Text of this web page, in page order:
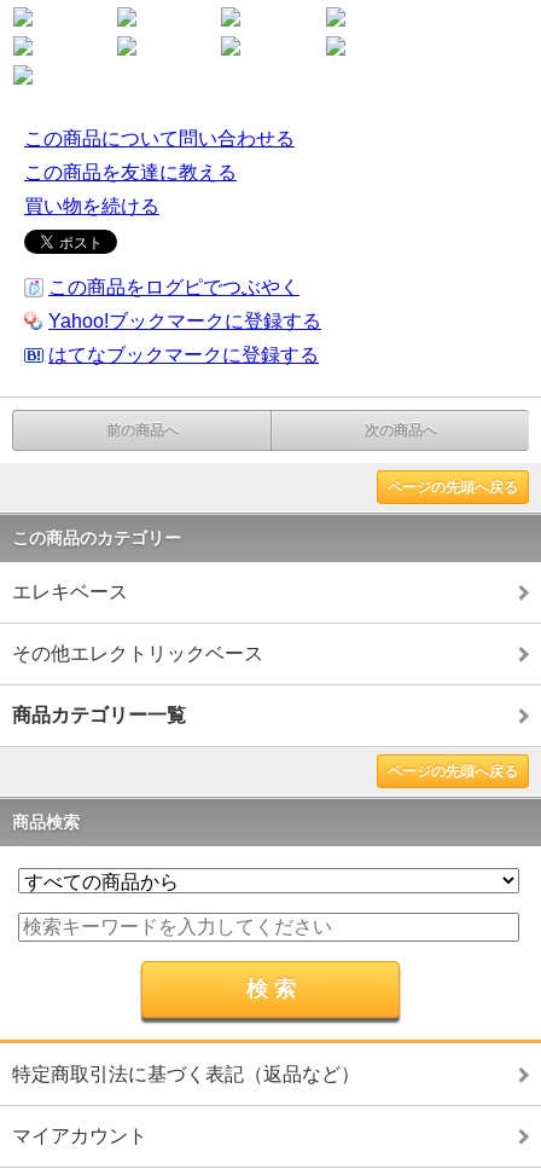
この商品について問い合わせる
この商品を友達に教える
買い物を続ける
この商品をログピでつぶやく
Yahoo!ブックマークに登録する
はてなブックマークに登録する
前の商品へ 次の商品へ
ページの先頭へ戻る
この商品のカテゴリー
エレキベース
その他エレクトリックベース
商品カテゴリー一覧
ページの先頭へ戻る
商品検索
特定商取引法に基づく表記（返品など）
マイアカウント